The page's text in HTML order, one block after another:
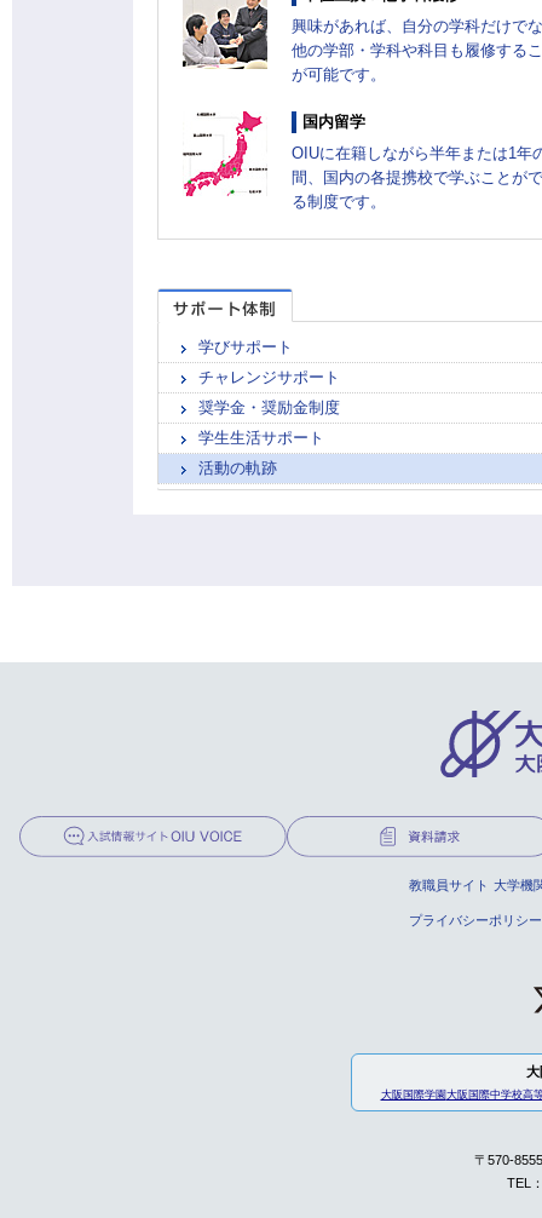
興味があれば、自分の学科だけで
他の学部・学科や科目も履修する
が可能です。
国内留学
OIUに在籍しながら半年または1年
間、国内の各提携校で学ぶことが
る制度です。
学びサポート
チャレンジサポート
奨学金・奨励金制度
学生生活サポート
活動の軌跡
教職員サイト 大学機
プライバシーポリシー
大
大阪国際学園大阪国際中学校高
〒570-
TEL